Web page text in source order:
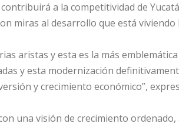
a la competitividad de
miras al desarrollo que está viviendo
aristas y esta es la más emblemática
y esta modernización
y crecimiento económico”,
una visión de crecimiento ordenado,